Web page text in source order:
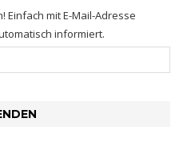
Einfach mit E-Mail-Adresse
informiert.